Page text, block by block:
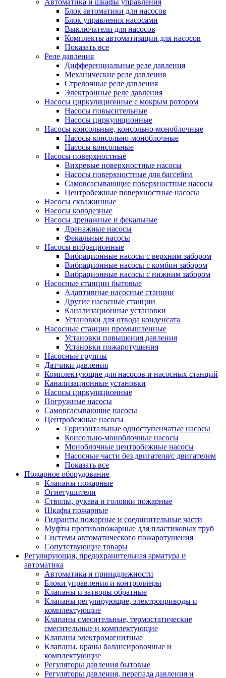
Автоматика и шкафы управления
Блок автоматики для насосов
Блок управления насосами
Выключатели для насосов
Комплекты автоматизации для насосов
Показать все
Реле давления
Дифференциальные реле давления
Механические реле давления
Стрелочные реле давления
Электронные реле давления
Насосы циркуляционные с мокрым ротором
Насосы повысительные
Насосы циркуляционные
Насосы консольные, консольно-моноблочные
Насосы консольно-моноблочные
Насосы консольные
Насосы поверхностные
Вихревые поверхностные насосы
Насосы поверхностные для бассейна
Самовсасывающие поверхностные насосы
Центробежные поверхностные насосы
Насосы скважинные
Насосы колодезные
Насосы дренажные и фекальные
Дренажные насосы
Фекальные насосы
Насосы вибрационные
Вибрационные насосы с верхним забором
Вибрационные насосы с комбин забором
Вибрационные насосы с нижним забором
Насосные станции бытовые
Адаптивные насосные станции
Другие насосные станции
Канализационные установки
Установки для отвода конденсата
Насосные станции промышленные
Установки повышения давления
Установки пожаротушения
Насосные группы
Датчики давления
Комплектующие для насосов и насосных станций
Канализационные установки
Насосы циркуляционные
Погружные насосы
Самовсасывающие насосы
Центробежные насосы
Горизонтальные одноступенчатые насосы
Консольно-моноблочные насосы
Моноблочные центробежные насосы
Насосные части без двигателя/с двигателем
Показать все
Пожарное оборудование
Клапаны пожарные
Огнетушители
Стволы, рукава и головки пожарные
Шкафы пожарные
Гидранты пожарные и соединительные части
Муфты противопожарные для пластиковых труб
Системы автоматического пожаротушения
Сопутствующие товары
Регулирующая, предохранительная арматура и
автоматика
Автоматика и принадлежности
Блоки управления и контроллеры
Клапаны и затворы обратные
Клапаны регулирующие, электроприводы и
комплектующие
Клапаны смесительные, термостатические
смесительные и комплектующие
Клапаны электромагнитные
Клапаны, краны балансировочные и
комплектующие
Регуляторы давления бытовые
Регуляторы давления, перепада давления и